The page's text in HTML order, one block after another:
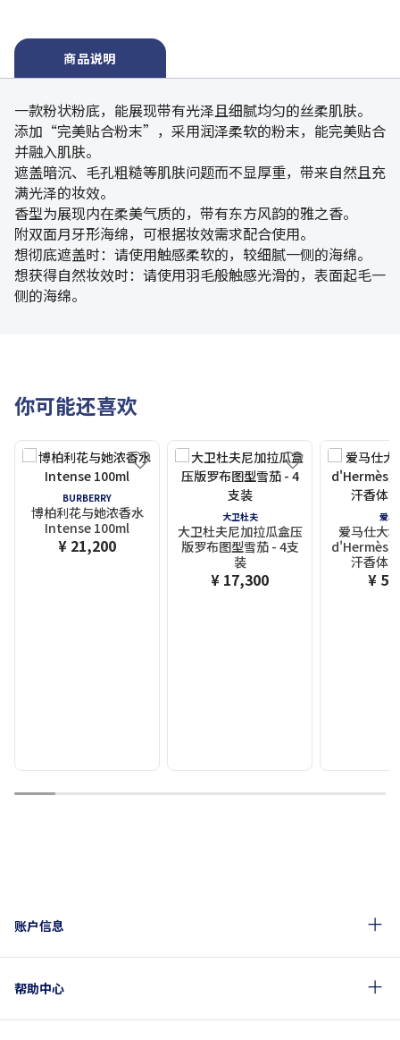
商品说明
一款粉状粉底，能展现带有光泽且细腻均匀的丝柔肌肤。
添加“完美贴合粉末”，采用润泽柔软的粉末，能完美贴合
并融入肌肤。
遮盖暗沉、毛孔粗糙等肌肤问题而不显厚重，带来自然且充
满光泽的妆效。
香型为展现内在柔美气质的，带有东方风韵的雅之香。
附双面月牙形海绵，可根据妆效需求配合使用。
想彻底遮盖时：请使用触感柔软的，较细腻一侧的海绵。
想获得自然妆效时：请使用羽毛般触感光滑的，表面起毛一
侧的海绵。
你可能还喜欢
BURBERRY
博柏利花与她浓香水
Intense 100ml
¥ 21,200
大卫杜夫
大卫杜夫尼加拉瓜盒压
版罗布图型雪茄 - 4支
装
¥ 17,300
爱马
爱马仕大
d'Hermès
汗香体
¥
1 2 3 4 5 6 7 8 9
账户信息
帮助中心